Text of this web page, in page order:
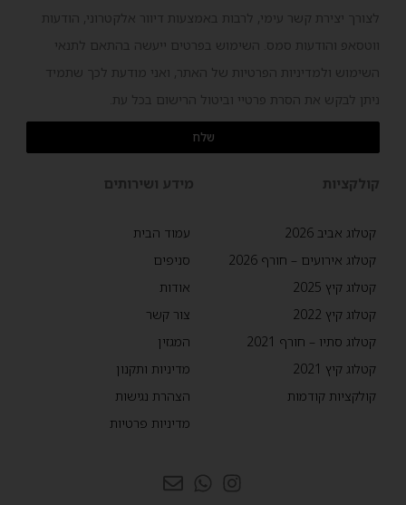
שיווק
לצורך יצירת קשר עימי, לרבות באמצעות דיוור אלקטרוני, הודעות
ווטסאפ והודעות סמס. השימוש בפרטים ייעשה בהתאם לתנאי
השימוש ולמדיניות הפרטיות של האתר, ואני מודעת לכך שתמיד
ניתן לבקש את הסרת פרטיי וביטול הרישום בכל עת.
שלח
קולקציות
קטלוג אביב 2026
קטלוג אירועים – חורף 2026
קטלוג קיץ 2025
קטלוג קיץ 2022
קטלוג סתיו – חורף 2021
קטלוג קיץ 2021
קולקציות קודמות
מידע ושירותים
עמוד הבית
סניפים
אודות
צור קשר
המגזין
מדיניות ותקנון
הצהרת נגישות
מדיניות פרטיות